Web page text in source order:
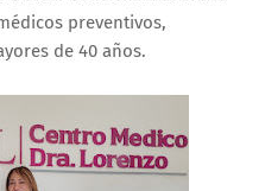
preventivos,
de 40 años.